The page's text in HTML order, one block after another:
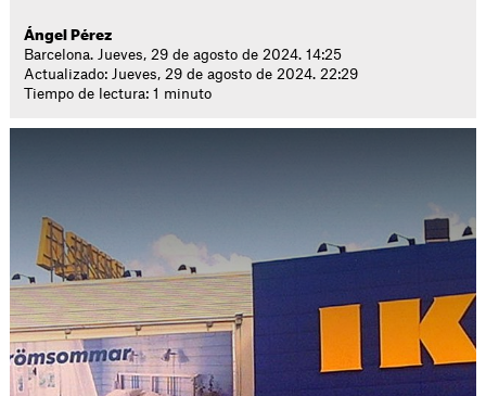
Ángel Pérez
Barcelona. Jueves, 29 de agosto de 2024. 14:25
Actualizado: Jueves, 29 de agosto de 2024. 22:29
Tiempo de lectura: 1 minuto